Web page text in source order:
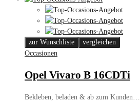
zur Wunschliste
vergleichen
Occasionen
Opel Vivaro B 16CDTi
Bekleben, beladen & ab zum Kunden…